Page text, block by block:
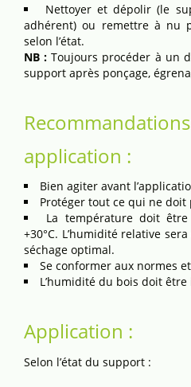
Nettoyer et dépolir (le
adhérent) ou remettre à nu
selon l’état.
NB : Toujours procéder à un
support après ponçage,
application :
Bien agiter avant
Protéger tout ce qui ne doit
La température doit
+30°C. L’humidité relative
séchage optimal.
Se conformer aux normes
L’humidité du bois doit
Application :
Selon l’état du support :